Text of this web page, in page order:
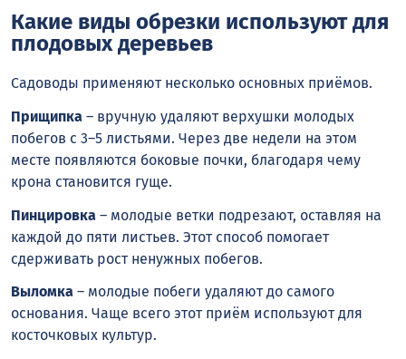
Какие виды обрезки используют для
плодовых деревьев
Садоводы применяют несколько основных приёмов.
Прищипка – вручную удаляют верхушки молодых
побегов с 3–5 листьями. Через две недели на этом
месте появляются боковые почки, благодаря чему
крона становится гуще.
Пинцировка – молодые ветки подрезают, оставляя на
каждой до пяти листьев. Этот способ помогает
сдерживать рост ненужных побегов.
Выломка – молодые побеги удаляют до самого
основания. Чаще всего этот приём используют для
косточковых культур.